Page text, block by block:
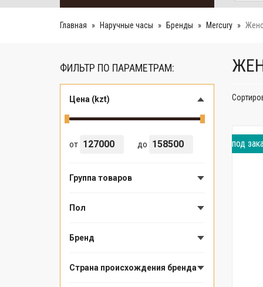
Главная Наручные часы Бренды Mercury
ФИЛЬТР ПО ПАРАМЕТРАМ:
Цена (kzt)
от до
Группа товаров
Пол
Бренд
Страна происхождения бренда
под